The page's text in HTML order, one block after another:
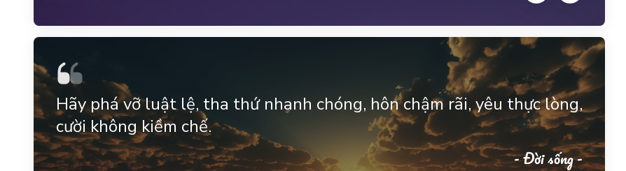
Hãy phá vỡ luật lệ, tha thứ nhanh chóng, hôn chậm rãi, yêu thực lòng,
cười không kiềm chế.
- Đời sống -